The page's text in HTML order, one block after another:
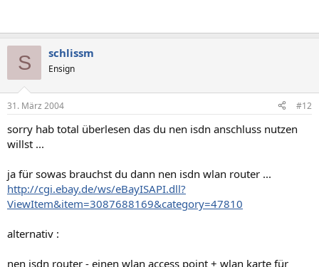
S schlissm
Ensign
31. März 2004 #12
sorry hab total überlesen das du nen isdn anschluss nutzen
willst ...
ja für sowas brauchst du dann nen isdn wlan router ...
http://cgi.ebay.de/ws/eBayISAPI.dll?
ViewItem&item=3087688169&category=47810
alternativ :
nen isdn router - einen wlan access point + wlan karte für